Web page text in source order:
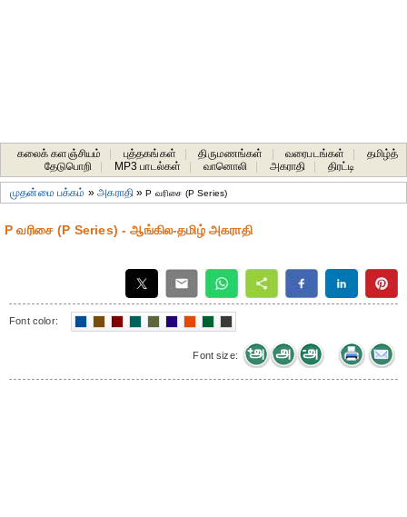
கலைக் களஞ்சியம் புத்தகங்கள் திருமணங்கள் வரைபடங்கள்
தமிழ்த்
தேடுபொறி
MP3 பாடல்கள் வானொலி அகராதி திரட்டி
முதன்மை பக்கம் »அகராதி»P வரிசை (P Series)
P வரிசை (P Series) - ஆங்கில-தமிழ் அகராதி
Font color:
Font size: